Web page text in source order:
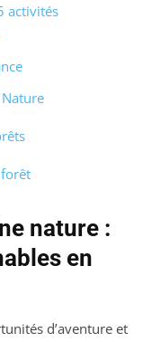
activités
nature :
en
d’aventure et